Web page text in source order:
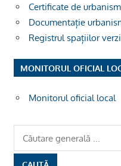
Certificate de
Documentație
Registrul spațiilor verzi
MONITORUL OFICIAL
Monitorul oficial local